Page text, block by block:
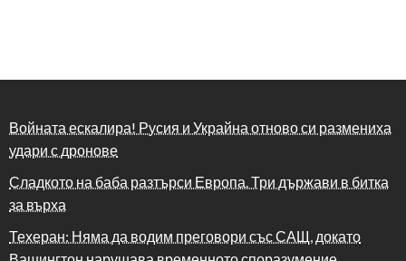
Войната ескалира! Русия и Украйна отново си размениха
удари с дронове
Сладкото на баба разтърси Европа. Три държави в битка
за върха
Техеран: Няма да водим преговори със САЩ, докато